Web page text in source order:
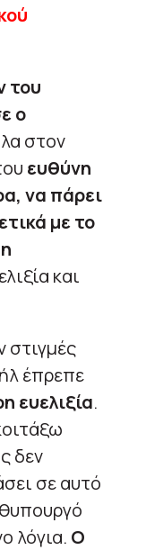
του
ο
στον
ευθύνη
να πάρει
με το
και
στιγμές
έπρεπε
ευελιξία.
δεν
σε αυτό
λόγια. Ο